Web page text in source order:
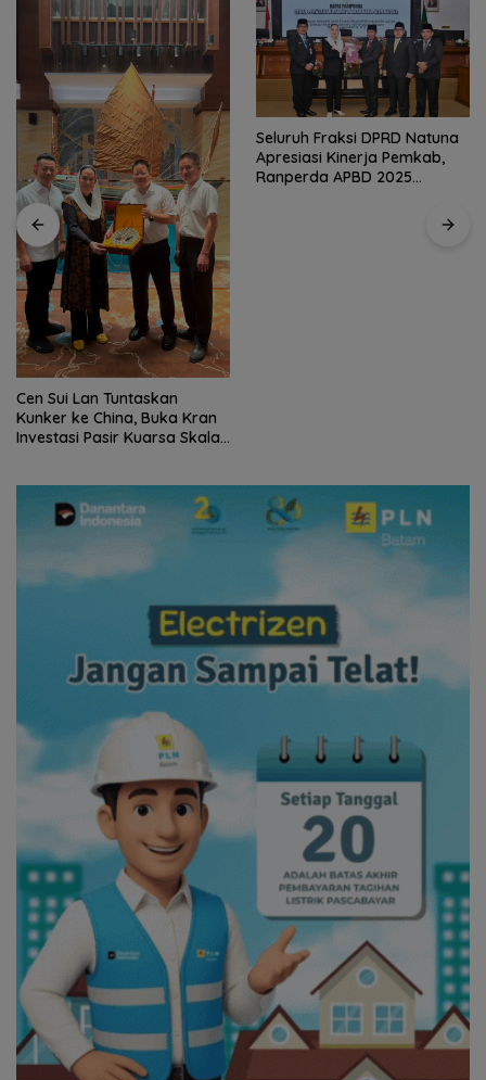
Seluruh Fraksi DPRD Natuna
Apresiasi Kinerja Pemkab,
Ranperda APBD 2025
Disetujui Bulat
Kirim 4 Atlet, Bawa Pulang 4
Medali: Pembuktian Skuad
Karate Natuna di Ekshibisi